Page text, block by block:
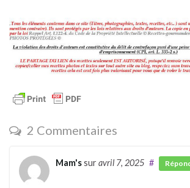
2 Commentaires
Mam'ssur avril 7, 2025 #